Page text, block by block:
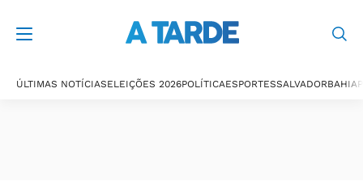
ÚLTIMAS NOTÍCIASELEIÇÕES 2026POLÍTICAESPORTESSALVADORBAHIA